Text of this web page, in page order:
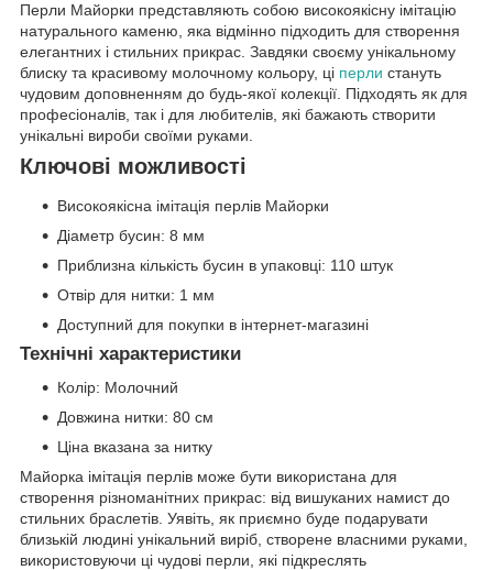
Перли Майорки представляють собою високоякісну імітацію
натурального каменю, яка відмінно підходить для створення
елегантних і стильних прикрас. Завдяки своєму унікальному
блиску та красивому молочному кольору, ці перли стануть
чудовим доповненням до будь-якої колекції. Підходять як для
професіоналів, так і для любителів, які бажають створити
унікальні вироби своїми руками.
Ключові можливості
Високоякісна імітація перлів Майорки
Діаметр бусин: 8 мм
Приблизна кількість бусин в упаковці: 110 штук
Отвір для нитки: 1 мм
Доступний для покупки в інтернет-магазині
Технічні характеристики
Колір: Молочний
Довжина нитки: 80 см
Ціна вказана за нитку
Майорка імітація перлів може бути використана для
створення різноманітних прикрас: від вишуканих намист до
стильних браслетів. Уявіть, як приємно буде подарувати
близькій людині унікальний виріб, створене власними руками,
використовуючи ці чудові перли, які підкреслять